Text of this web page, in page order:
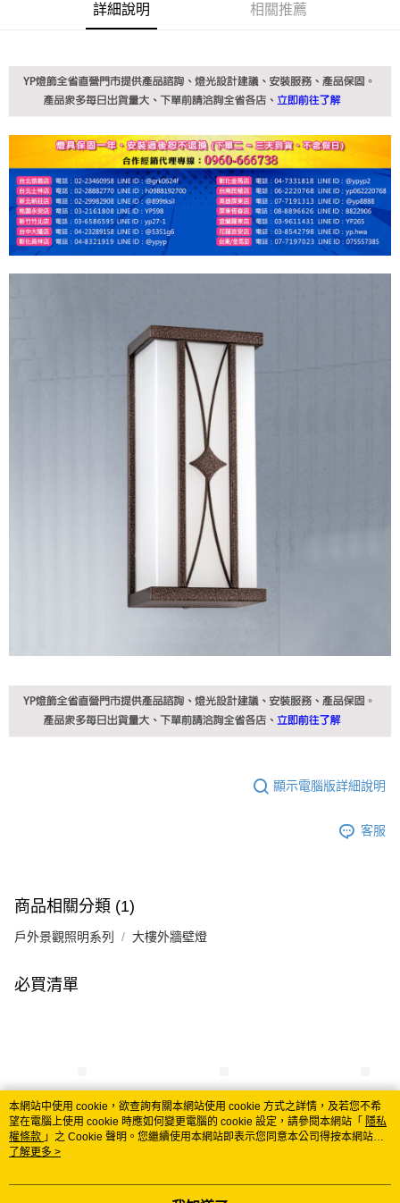
詳細說明 相關推薦
顯示電腦版詳細說明
客服
商品相關分類 (1)
戶外景觀照明系列 大樓外牆壁燈
必買清單
E27戶外外牆壁燈
本網站中使用 cookie，欲查詢有關本網站使用 cookie 方式之詳情，及若您不希
望在電腦上使用 cookie 時應如何變更電腦的 cookie 設定，請參閱本網站「 隱私
權條款 」之 Cookie 聲明。您繼續使用本網站即表示您同意本公司得按本網站使
用條款之 Cookie 聲明使用 cookie。
了解更多 >